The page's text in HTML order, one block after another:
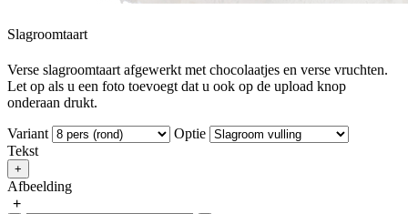
Slagroomtaart
Verse slagroomtaart afgewerkt met chocolaatjes en verse vruchten.
Let op als u een foto toevoegt dat u ook op de upload knop
onderaan drukt.
Variant
Optie
Tekst
+
Afbeelding
+